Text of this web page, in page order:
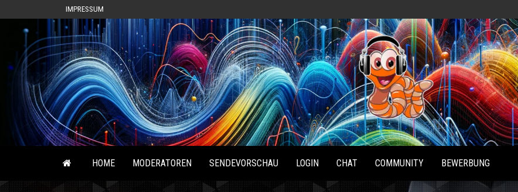
IMPRESSUM
Radio
Waterlu
HOME MODERATOREN SENDEVORSCHAU LOGIN CHAT COMMUNITY BEWERBUNG